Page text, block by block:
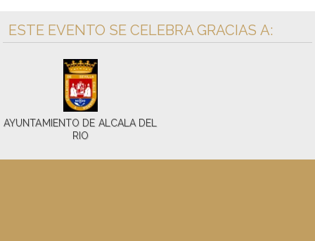
ESTE EVENTO SE CELEBRA GRACIAS A:
AYUNTAMIENTO DE ALCALA DEL
RIO